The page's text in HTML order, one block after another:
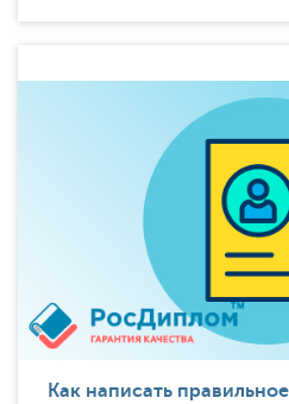
Как написать